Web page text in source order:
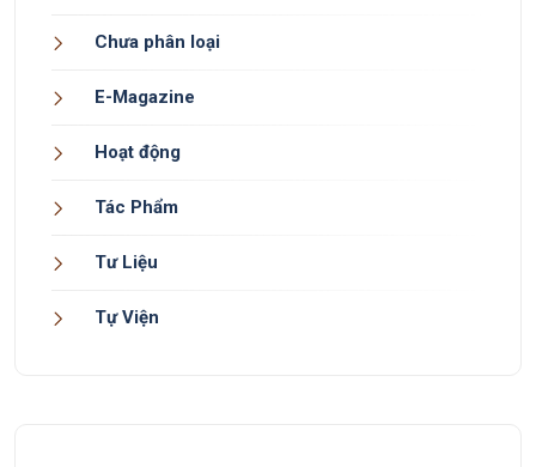
Chưa phân loại
E-Magazine
Hoạt động
Tác Phẩm
Tư Liệu
Tự Viện